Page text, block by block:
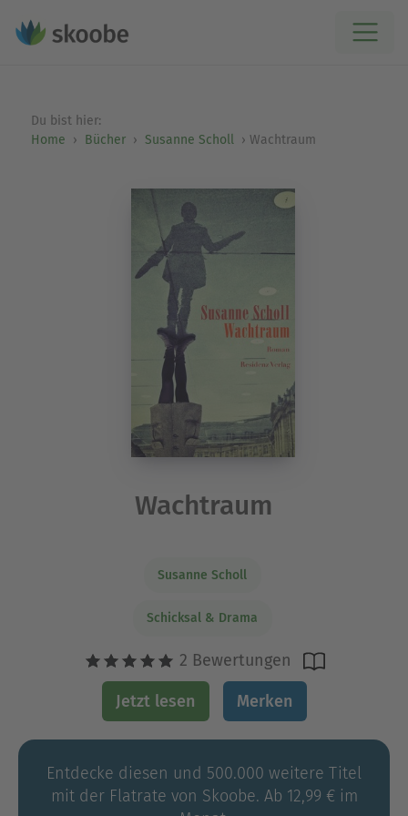
Du bist hier:
Home
Bücher Susanne Scholl Wachtraum
Wachtraum
Susanne Scholl
Schicksal & Drama
2 Bewertungen
Jetzt lesen Merken
Entdecke diesen und 500.000 weitere Titel
mit der Flatrate von Skoobe. Ab 12,99 € im